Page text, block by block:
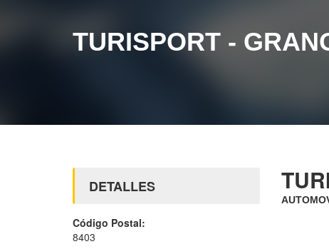
TURISPORT -
DETALLES
Código Postal:
8403